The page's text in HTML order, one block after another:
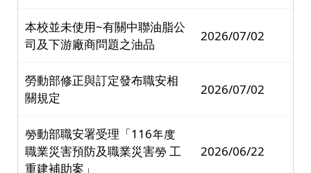
本校並未使用~有關中聯油脂公
司及下游廠商問題之油品
2026/07/02
勞動部修正與訂定發布職安相
關規定
2026/07/02
勞動部職安署受理「116年度
職業災害預防及職業災害勞 工
重建補助案」
2026/06/22